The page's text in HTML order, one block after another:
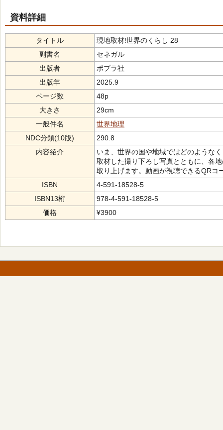
資料詳細
タイトル
現地取材!世界のくらし 28
副書名
セネガル
出版者
ポプラ社
出版年
2025.9
ページ数
48p
大きさ
29cm
一般件名
世界地理
NDC分類(10版)
290.8
内容紹介
いま、世界の国や地域ではどのような
取材した撮り下ろし写真とともに、各
取り上げます。動画が視聴できるQRコ
ISBN
4-591-18528-5
ISBN13桁
978-4-591-18528-5
価格
¥3900